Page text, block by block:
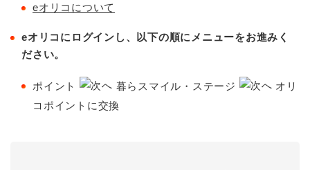
eオリコについて
eオリコにログインし、以下の順にメニューをお進みく
ださい。
ポイント 暮らスマイル・ステージ
オリ
コポイントに交換